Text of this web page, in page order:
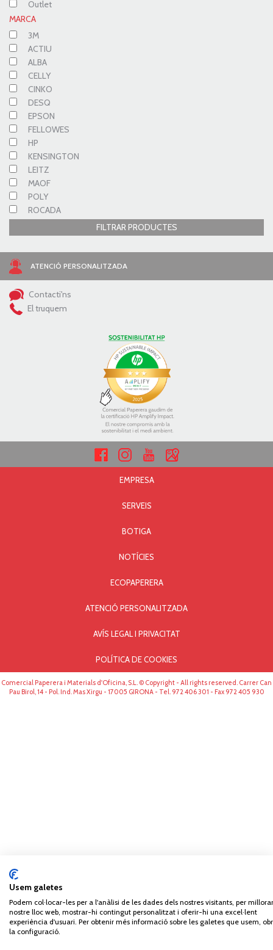
Outlet
MARCA
3M
ACTIU
ALBA
CELLY
CINKO
DESQ
EPSON
FELLOWES
HP
KENSINGTON
LEITZ
MAOF
POLY
ROCADA
FILTRAR PRODUCTES
ATENCIÓ PERSONALITZADA
Contacti'ns
El truquem
EMPRESA
SERVEIS
BOTIGA
NOTÍCIES
ECOPAPERERA
ATENCIÓ PERSONALITZADA
AVÍS LEGAL I PRIVACITAT
POLÍTICA DE COOKIES
Comercial Paperera i Materials d'Oficina, S.L. © Copyright - All rights reserved. Carrer Can
Pau Birol, 14 - Pol. Ind. Mas Xirgu - 17005 GIRONA - Tel. 972 406 301 - Fax 972 405 930
Usem galetes
Podem col·locar-les per a l'anàlisi de les dades dels nostres visitants, per
nostre lloc web, mostrar-hi contingut personalitzat i oferir-hi una excel·lent
experiència d'usuari. Per obtenir més informació sobre les galetes que usem,
la configuració.